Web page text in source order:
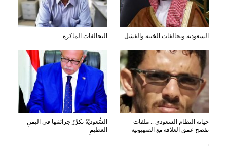
السعودية وتحالفات الخيبة والفشل التحالفات الماكرة
خيانة النظام السعودي .. ملفات
تفضح عمق العلاقة مع الصهيونية
السُّعوديّةُ تكرِّرُ جرائمَها في اليمنِ
العظيمِ